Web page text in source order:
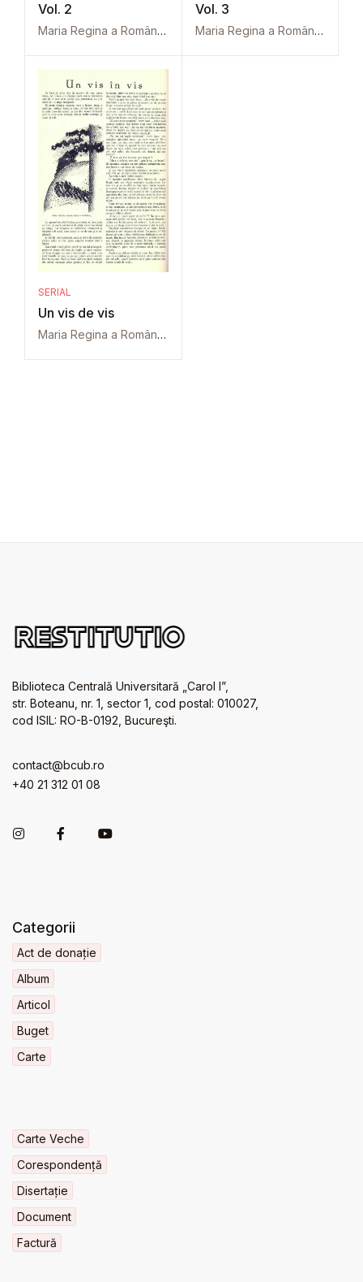
Vol. 2
Maria Regina a României
Vol. 3
Maria Regina a României
SERIAL
Un vis de vis
Maria Regina a României
Biblioteca Centrală Universitară „Carol I”,
str. Boteanu, nr. 1, sector 1, cod postal: 010027,
cod ISIL: RO-B-0192, Bucureşti.
contact@bcub.ro
+40 21 312 01 08
Categorii
Act de donație
Album
Articol
Buget
Carte
Carte Veche
Corespondență
Disertație
Document
Factură